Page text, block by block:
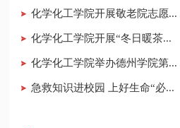
​化学化工学院开展敬老院志愿...
​化学化工学院开展“冬日暖茶...
​化学化工学院举办德州学院第...
​急救知识进校园 上好生命“必...